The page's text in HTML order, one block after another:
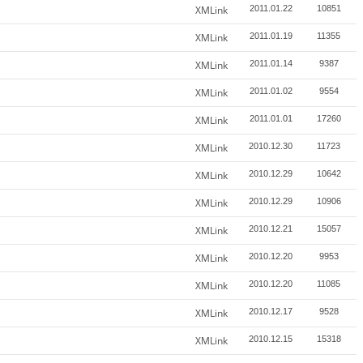
XMLink 2011.01.22 10851
XMLink 2011.01.19 11355
XMLink 2011.01.14 9387
XMLink 2011.01.02 9554
XMLink 2011.01.01 17260
XMLink 2010.12.30 11723
XMLink 2010.12.29 10642
XMLink 2010.12.29 10906
XMLink 2010.12.21 15057
XMLink 2010.12.20 9953
XMLink 2010.12.20 11085
XMLink 2010.12.17 9528
XMLink 2010.12.15 15318